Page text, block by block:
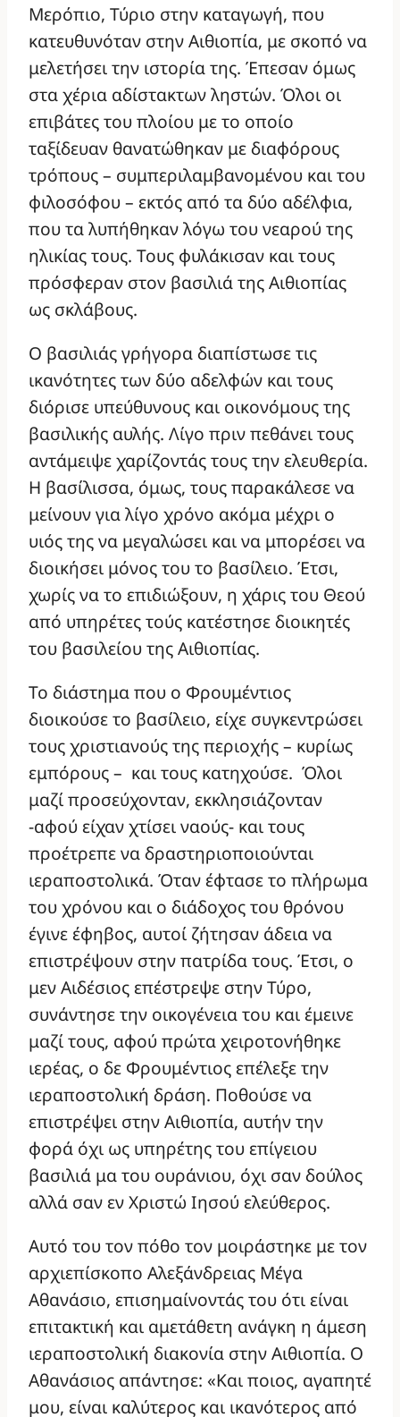
Μερόπιο, Τύριο στην καταγωγή, που
κατευθυνόταν στην Αιθιοπία, με σκοπό να
μελετήσει την ιστορία της. Έπεσαν όμως
στα χέρια αδίστακτων ληστών. Όλοι οι
επιβάτες του πλοίου με το οποίο
ταξίδευαν θανατώθηκαν με διαφόρους
τρόπους – συμπεριλαμβανομένου και του
φιλοσόφου – εκτός από τα δύο αδέλφια,
που τα λυπήθηκαν λόγω του νεαρού της
ηλικίας τους. Τους φυλάκισαν και τους
πρόσφεραν στον βασιλιά της Αιθιοπίας
ως σκλάβους.
Ο βασιλιάς γρήγορα διαπίστωσε τις
ικανότητες των δύο αδελφών και τους
διόρισε υπεύθυνους και οικονόμους της
βασιλικής αυλής. Λίγο πριν πεθάνει τους
αντάμειψε χαρίζοντάς τους την ελευθερία.
Η βασίλισσα, όμως, τους παρακάλεσε να
μείνουν για λίγο χρόνο ακόμα μέχρι ο
υιός της να μεγαλώσει και να μπορέσει να
διοικήσει μόνος του το βασίλειο. Έτσι,
χωρίς να το επιδιώξουν, η χάρις του Θεού
από υπηρέτες τούς κατέστησε διοικητές
του βασιλείου της Αιθιοπίας.
Το διάστημα που ο Φρουμέντιος
διοικούσε το βασίλειο, είχε συγκεντρώσει
τους χριστιανούς της περιοχής – κυρίως
εμπόρους – και τους κατηχούσε. Όλοι
μαζί προσεύχονταν, εκκλησιάζονταν
-αφού είχαν χτίσει ναούς- και τους
προέτρεπε να δραστηριοποιούνται
ιεραποστολικά. Όταν έφτασε το πλήρωμα
του χρόνου και ο διάδοχος του θρόνου
έγινε έφηβος, αυτοί ζήτησαν άδεια να
επιστρέψουν στην πατρίδα τους. Έτσι, ο
μεν Αιδέσιος επέστρεψε στην Τύρο,
συνάντησε την οικογένεια του και έμεινε
μαζί τους, αφού πρώτα χειροτονήθηκε
ιερέας, ο δε Φρουμέντιος επέλεξε την
ιεραποστολική δράση. Ποθούσε να
επιστρέψει στην Αιθιοπία, αυτήν την
φορά όχι ως υπηρέτης του επίγειου
βασιλιά μα του ουράνιου, όχι σαν δούλος
αλλά σαν εν Χριστώ Ιησού ελεύθερος.
Αυτό του τον πόθο τον μοιράστηκε με τον
αρχιεπίσκοπο Αλεξάνδρειας Μέγα
Αθανάσιο, επισημαίνοντάς του ότι είναι
επιτακτική και αμετάθετη ανάγκη η άμεση
ιεραποστολική διακονία στην Αιθιοπία. Ο
Αθανάσιος απάντησε: «Και ποιος, αγαπητέ
μου, είναι καλύτερος και ικανότερος από